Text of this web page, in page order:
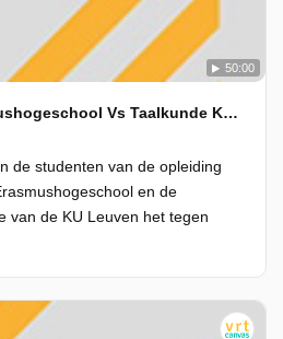
50:00
Verpleegkunde Erasmushogeschool Vs Taalkunde Ku Leuven
de studenten van de opleiding
en de
van de KU Leuven het tegen